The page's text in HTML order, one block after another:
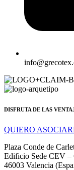
DISFRUTA DE LAS
QUIERO
Plaza Conde de
Edificio Sede CEV –
46003 Valencia